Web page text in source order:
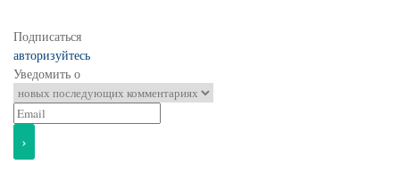
Подписаться
авторизуйтесь
Уведомить о